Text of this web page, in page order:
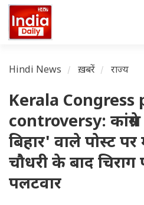
Hindi News ख़बरें राज्य
Kerala Congress
controversy:
बिहार' वाले पोस्ट
चौधरी के बाद
पलटवार